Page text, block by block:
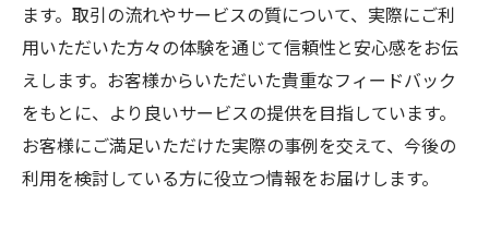
ます。取引の流れやサービスの質について、実際にご利
用いただいた方々の体験を通じて信頼性と安心感をお伝
えします。お客様からいただいた貴重なフィードバック
をもとに、より良いサービスの提供を目指しています。
お客様にご満足いただけた実際の事例を交えて、今後の
利用を検討している方に役立つ情報をお届けします。